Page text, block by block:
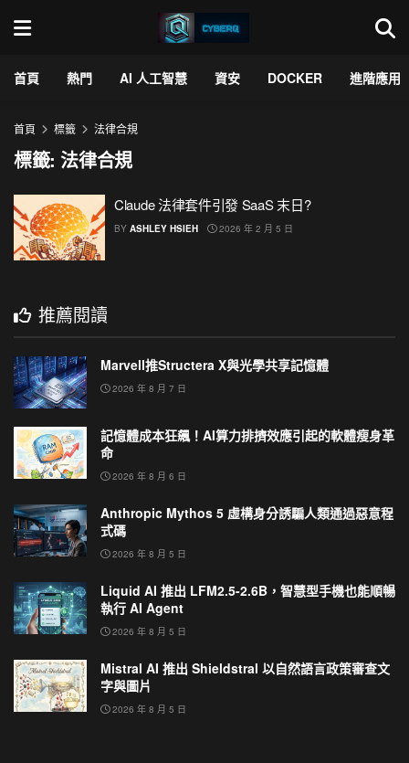
首頁 熱門 AI 人工智慧 資安 DOCKER 進階應用
首頁 標籤 法律合規
標籤: 法律合規
Claude 法律套件引發 SaaS 末日?
BY ASHLEY HSIEH 2026 年 2 月 5 日
推薦閱讀
Marvell推Structera X與光學共享記憶體
2026 年 8 月 7 日
記憶體成本狂飆！AI算力排擠效應引起的軟體瘦身革
命
2026 年 8 月 6 日
Anthropic Mythos 5 虛構身分誘騙人類通過惡意程
式碼
2026 年 8 月 5 日
Liquid AI 推出 LFM2.5-2.6B，智慧型手機也能順暢
執行 AI Agent
2026 年 8 月 5 日
Mistral AI 推出 Shieldstral 以自然語言政策審查文
字與圖片
2026 年 8 月 5 日